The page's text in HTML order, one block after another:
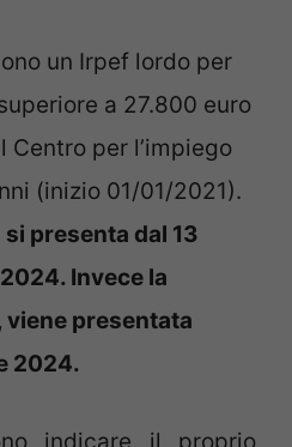
un Irpef lordo per
a 27.800 euro
Centro per l’impiego
(inizio 01/01/2021).
presenta dal 13
Invece la
viene presentata
2024.
indicare il proprio